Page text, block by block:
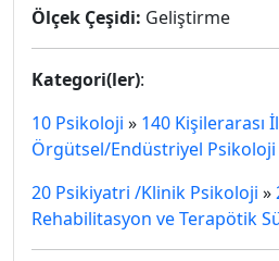
Ölçek Çeşidi: Geliştirme
Kategori(ler):
10 Psikoloji » 140 Kişilerarası
Örgütsel/Endüstriyel Psikoloji
20 Psikiyatri /Klinik Psikoloji »
Rehabilitasyon ve Terapötik